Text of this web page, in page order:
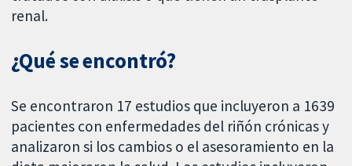
renal.
¿Qué se encontró?
Se encontraron 17 estudios que incluyeron a 1639
pacientes con enfermedades del riñón crónicas y
analizaron si los cambios o el asesoramiento en la